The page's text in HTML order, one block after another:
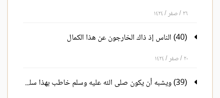
٢٦ / صفر / ١٤٢٤
(40) الناس إذ ذاك الخارجون عن هذا الكمال
٢٠ / صفر / ١٤٢٤
(39) ويشبه أن يكون صلى الله عليه وسلم خاطب بهذا سلمان - وهو سابق الفرس ذو الفضائل المأثورة